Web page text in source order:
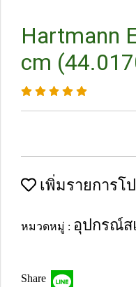
Hartmann
cm
เพิ่มรายการโ
หมวดหมู่ : อุปกรณ์ส
Share